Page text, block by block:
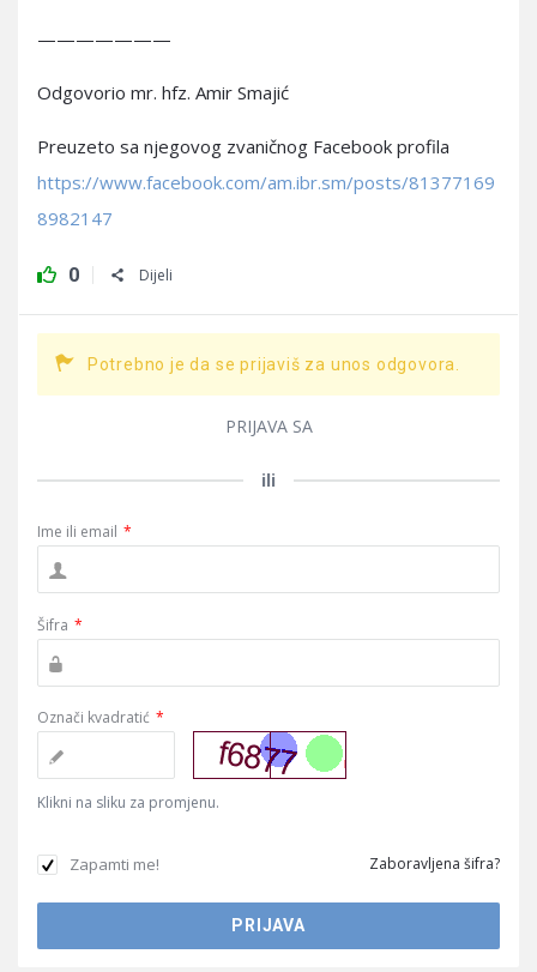
———————
Odgovorio mr. hfz. Amir Smajić
Preuzeto sa njegovog zvaničnog Facebook profila
https://www.facebook.com/am.ibr.sm/posts/81377169
8982147
0 Dijeli
Potrebno je da se prijaviš za unos odgovora.
PRIJAVA SA
ili
Ime ili email *
Šifra *
Označi kvadratić *
Klikni na sliku za promjenu.
Zapamti me! Zaboravljena šifra?